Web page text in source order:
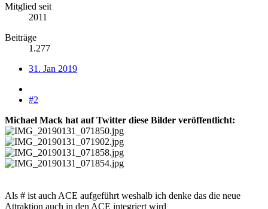
Mitglied seit
2011
Beiträge
1.277
31. Jan 2019
#2
Michael Mack hat auf Twitter diese Bilder veröffentlicht:
Als # ist auch ACE aufgeführt weshalb ich denke das die neue
Attraktion auch in den ACE integriert wird